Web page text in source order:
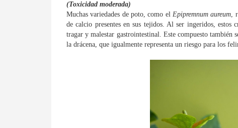
(Toxicidad moderada)
Muchas variedades de poto, como el Epipremnum aureum,
de calcio presentes en sus tejidos. Al ser ingeridos, estos
tragar y malestar gastrointestinal. Este compuesto también
la drácena, que igualmente representa un riesgo para los